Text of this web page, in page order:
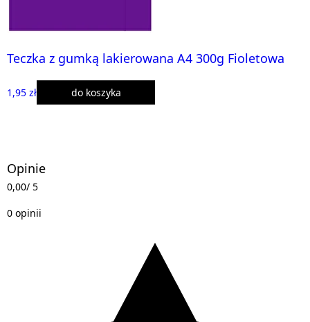
Teczka z gumką lakierowana A4 300g Fioletowa
1,95 zł do koszyka
Opinie
0,00/ 5
0 opinii